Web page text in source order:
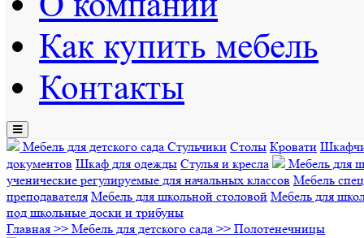
Как купить мебель
Контакты
Toggle
navigation
Мебель для детского сада Стульчики Столы Кровати
документов Шкаф для одежды Стулья и кресла
Мебель для
ученические регулируемые для начальных классов Мебель
преподавателя Мебель для школьной столовой Мебель для
под школьные доски и трибуны
Главная >> Мебель для детского сада >> Полотенечницы